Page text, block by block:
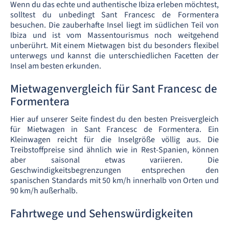
Wenn du das echte und authentische Ibiza erleben möchtest,
solltest du unbedingt Sant Francesc de Formentera
besuchen. Die zauberhafte Insel liegt im südlichen Teil von
Ibiza und ist vom Massentourismus noch weitgehend
unberührt. Mit einem Mietwagen bist du besonders flexibel
unterwegs und kannst die unterschiedlichen Facetten der
Insel am besten erkunden.
Mietwagenvergleich für Sant Francesc de
Formentera
Hier auf unserer Seite findest du den besten Preisvergleich
für Mietwagen in Sant Francesc de Formentera. Ein
Kleinwagen reicht für die Inselgröße völlig aus. Die
Treibstoffpreise sind ähnlich wie in Rest-Spanien, können
aber saisonal etwas variieren. Die
Geschwindigkeitsbegrenzungen entsprechen den
spanischen Standards mit 50 km/h innerhalb von Orten und
90 km/h außerhalb.
Fahrtwege und Sehenswürdigkeiten